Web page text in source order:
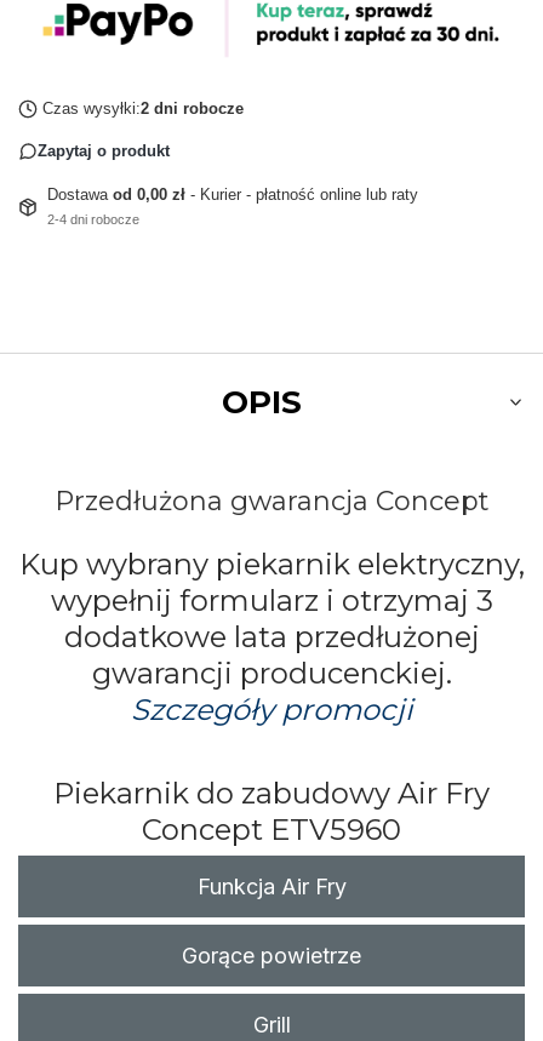
Czas wysyłki:2 dni robocze
Zapytaj o produkt
Dostawa od 0,00 zł - Kurier - płatność online lub raty
2-4 dni robocze
OPIS
Przedłużona gwarancja Concept
Kup wybrany piekarnik elektryczny,
wypełnij formularz i otrzymaj 3
dodatkowe lata przedłużonej
gwarancji producenckiej.
Szczegóły promocji
Piekarnik do zabudowy Air Fry
Concept ETV5960
Funkcja Air Fry
Gorące powietrze
Grill